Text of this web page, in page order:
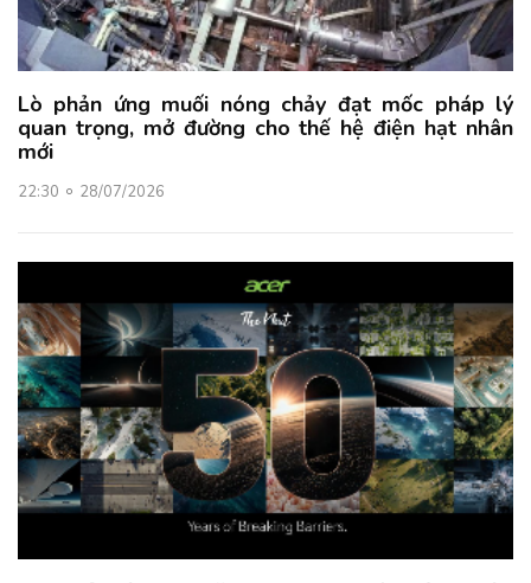
Lò phản ứng muối nóng chảy đạt mốc pháp lý
quan trọng, mở đường cho thế hệ điện hạt nhân
mới
22:30 28/07/2026